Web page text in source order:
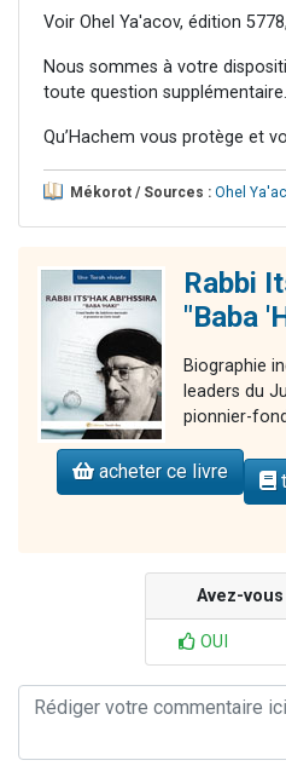
Voir Ohel Ya'acov, édition
Nous sommes à votre
toute question supplémentaire.
Qu’Hachem vous protège et
Mékorot / Sources : Ohel
Rabbi
"Baba
Biographie
leaders du
pionnier-
acheter ce livre
Avez-
OUI